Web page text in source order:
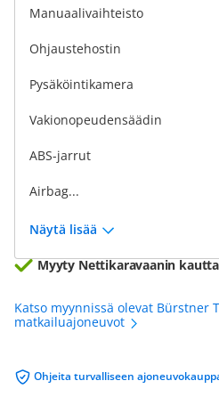
Manuaalivaihteisto
Ohjaustehostin
Pysäköintikamera
Vakionopeudensäädin
ABS-jarrut
Airbag...
Näytä lisää
Myyty Nettikaravaanin kautta
Katso myynnissä olevat Bürstner
matkailuajoneuvot
Ohjeita turvalliseen